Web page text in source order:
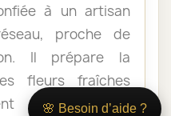
à un artisan
proche de
Il prépare la
fleurs fraîches
compte des
🌸 Besoin d’aide ?